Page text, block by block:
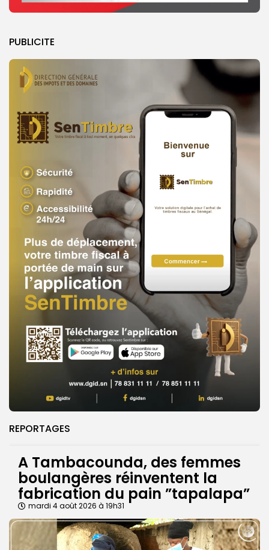
PUBLICITE
REPORTAGES
A Tambacounda, des femmes
boulangères réinventent la
fabrication du pain ”tapalapa”
mardi 4 août 2026 à 19h31